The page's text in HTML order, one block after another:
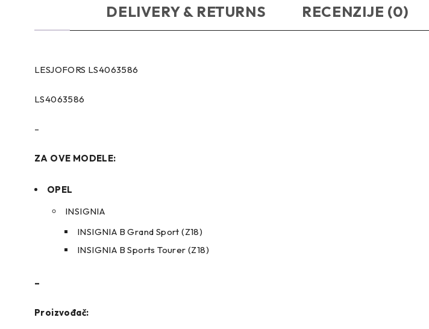
DELIVERY & RETURNS RECENZIJE (0)
LESJOFORS LS4063586
LS4063586
–
ZA OVE MODELE:
OPEL
INSIGNIA
INSIGNIA B Grand Sport (Z18)
INSIGNIA B Sports Tourer (Z18)
–
Proizvođač: